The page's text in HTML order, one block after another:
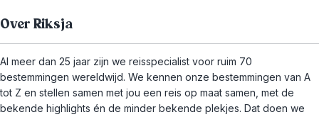
Over Riksja
Al meer dan 25 jaar zijn we reisspecialist voor ruim 70
bestemmingen wereldwijd. We kennen onze bestemmingen van A
tot Z en stellen samen met jou een reis op maat samen, met de
bekende highlights én de minder bekende plekjes. Dat doen we